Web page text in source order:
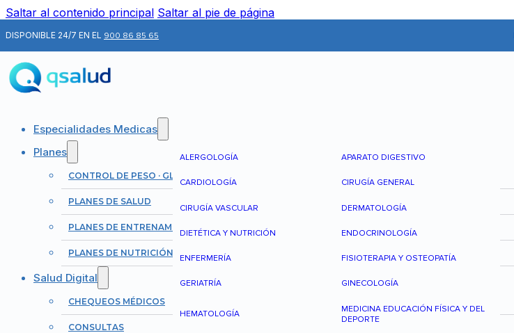
Saltar al contenido principal Saltar al pie de página
DISPONIBLE 24/7 EN EL 900 86 85 65
Especialidades Medicas
ALERGOLOGÍA APARATO DIGESTIVO
CARDIOLOGÍA CIRUGÍA GENERAL
CIRUGÍA VASCULAR DERMATOLOGÍA
DIETÉTICA Y NUTRICIÓN ENDOCRINOLOGÍA
ENFERMERÍA FISIOTERAPIA Y OSTEOPATÍA
GERIATRÍA GINECOLOGÍA
HEMATOLOGÍA
MEDICINA EDUCACIÓN FÍSICA Y DEL
DEPORTE
Planes
CONTROL DE PESO · GLP-1
PLANES DE SALUD
PLANES DE ENTRENAMIENTO
PLANES DE NUTRICIÓN
Salud Digital
CHEQUEOS MÉDICOS
CONSULTAS